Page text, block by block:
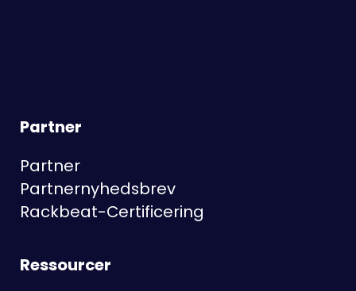
Partner
Partner
Partnernyhedsbrev
Rackbeat-Certificering
Ressourcer